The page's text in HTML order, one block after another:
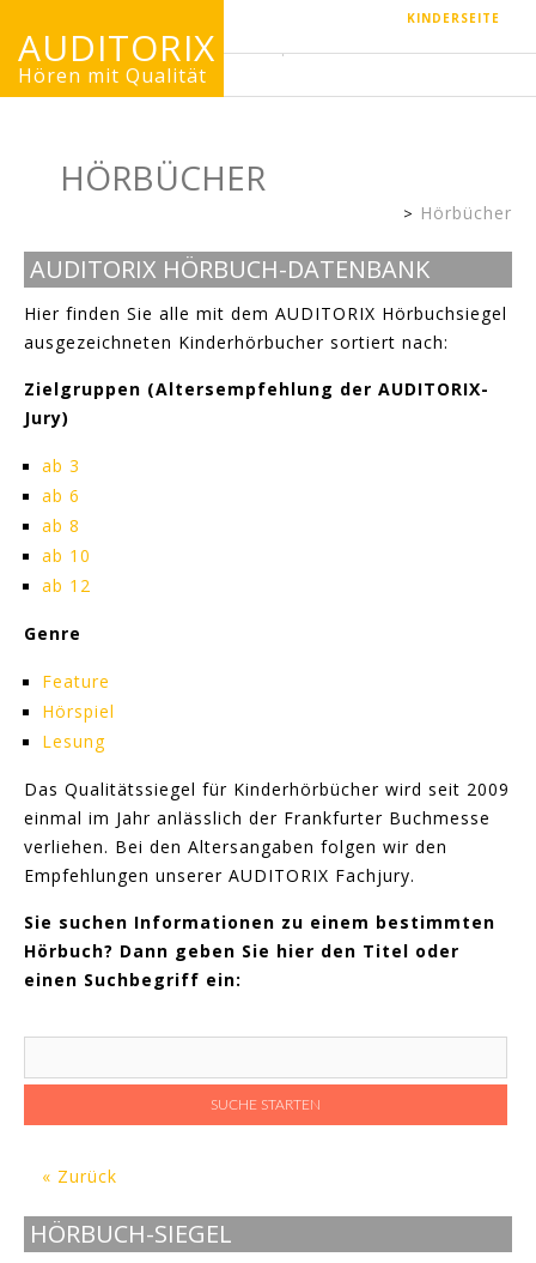
KINDERSEITE
AUDITORIX
Hören mit Qualität
HÖRBÜCHER
Erwachsenenseite
Hörbücher
AUDITORIX HÖRBUCH-DATENBANK
Hier finden Sie alle mit dem AUDITORIX Hörbuchsiegel
ausgezeichneten Kinderhörbucher sortiert nach:
Zielgruppen (Altersempfehlung der AUDITORIX-
Jury)
ab 3
ab 6
ab 8
ab 10
ab 12
Genre
Feature
Hörspiel
Lesung
Das Qualitätssiegel für Kinderhörbücher wird seit 2009
einmal im Jahr anlässlich der Frankfurter Buchmesse
verliehen. Bei den Altersangaben folgen wir den
Empfehlungen unserer AUDITORIX Fachjury.
Sie suchen Informationen zu einem bestimmten
Hörbuch? Dann geben Sie hier den Titel oder
einen Suchbegriff ein:
« Zurück
HÖRBUCH-SIEGEL